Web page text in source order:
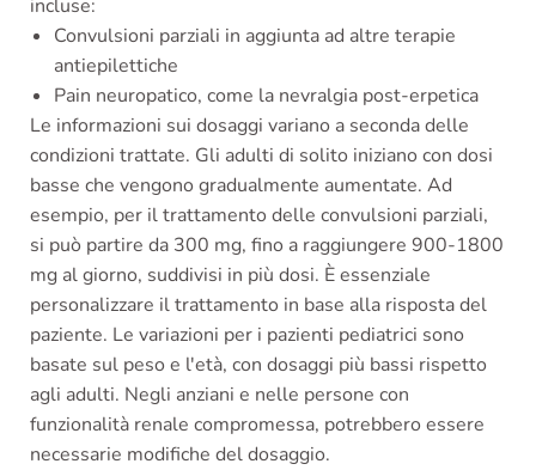
incluse:
Convulsioni parziali in aggiunta ad altre terapie
antiepilettiche
Pain neuropatico, come la nevralgia post-erpetica
Le informazioni sui dosaggi variano a seconda delle
condizioni trattate. Gli adulti di solito iniziano con dosi
basse che vengono gradualmente aumentate. Ad
esempio, per il trattamento delle convulsioni parziali,
si può partire da 300 mg, fino a raggiungere 900-1800
mg al giorno, suddivisi in più dosi. È essenziale
personalizzare il trattamento in base alla risposta del
paziente. Le variazioni per i pazienti pediatrici sono
basate sul peso e l'età, con dosaggi più bassi rispetto
agli adulti. Negli anziani e nelle persone con
funzionalità renale compromessa, potrebbero essere
necessarie modifiche del dosaggio.